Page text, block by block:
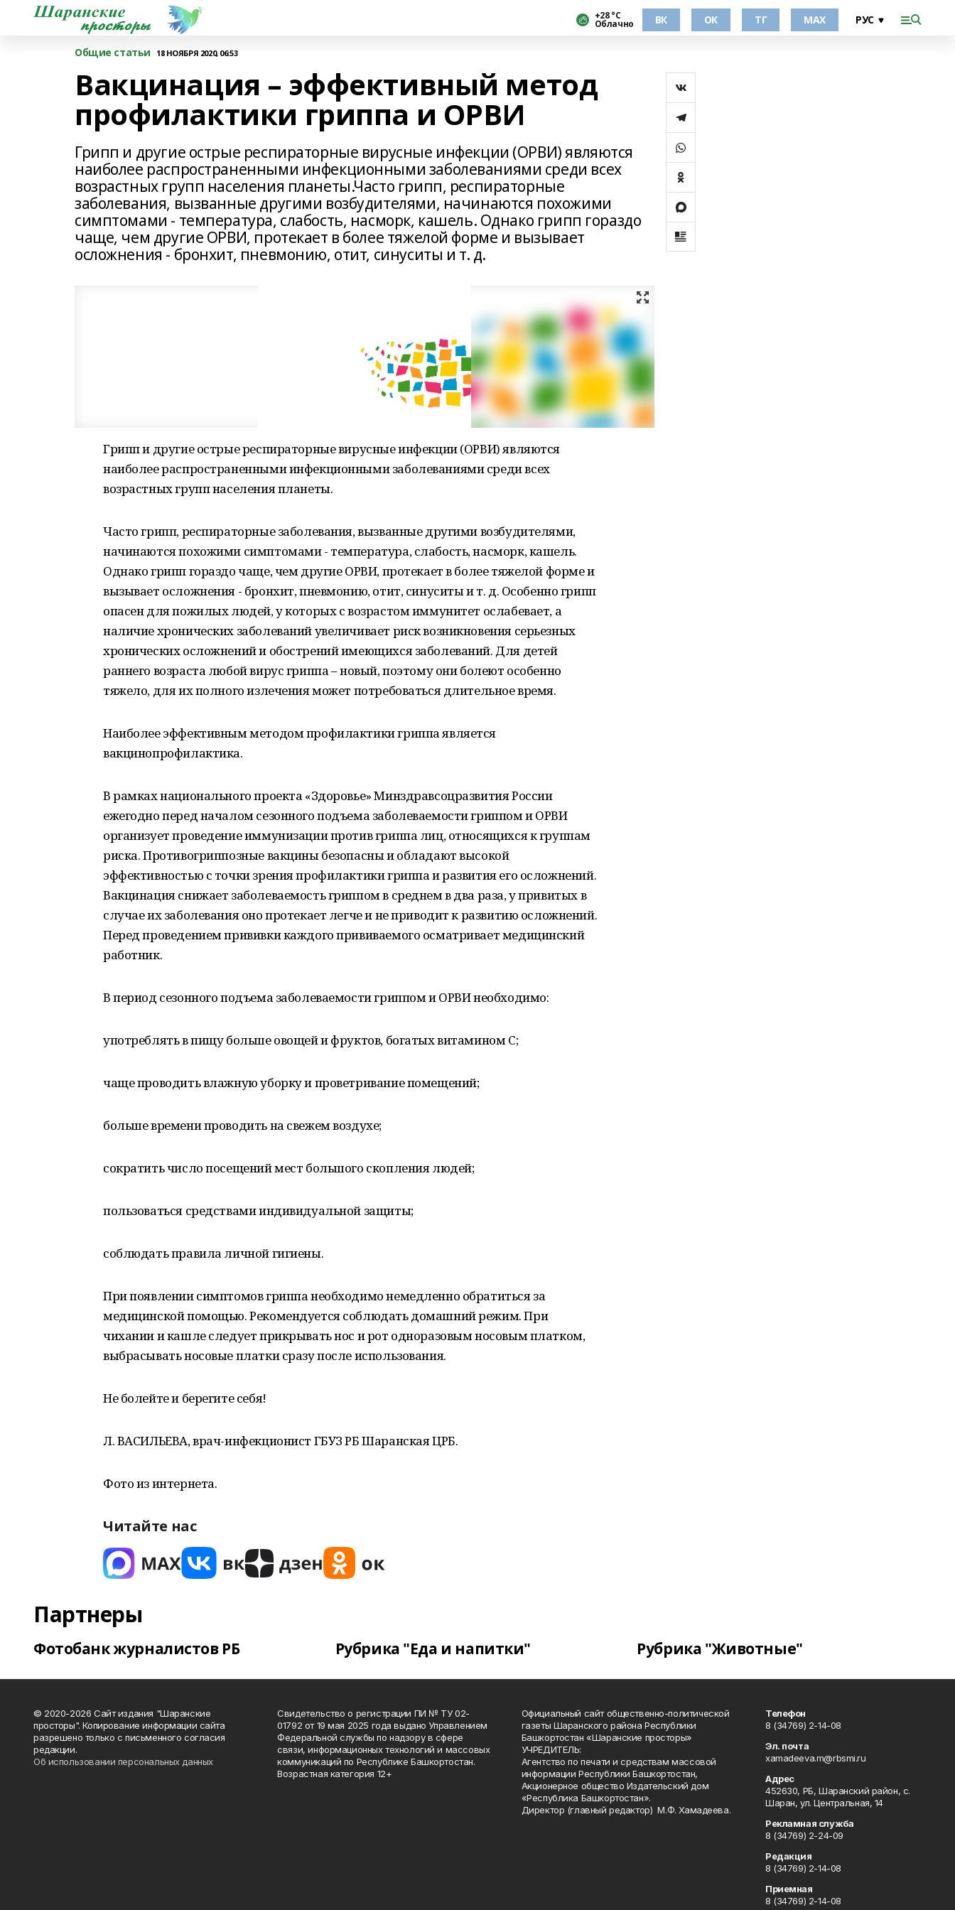
+28 °С
Облачно ВК ОК ТГ МАХ
Общие статьи 18 НОЯБРЯ 2020, 06:53
Вакцинация – эффективный метод
профилактики гриппа и ОРВИ
Грипп и другие острые респираторные вирусные инфекции (ОРВИ) являются
наиболее распространенными инфекционными заболеваниями среди всех
возрастных групп населения планеты.Часто грипп, респираторные
заболевания, вызванные другими возбудителями, начинаются похожими
симптомами - температура, слабость, насморк, кашель. Однако грипп гораздо
чаще, чем другие ОРВИ, протекает в более тяжелой форме и вызывает
осложнения - бронхит, пневмонию, отит, синуситы и т. д.
Грипп и другие острые респираторные вирусные инфекции (ОРВИ) являются
наиболее распространенными инфекционными заболеваниями среди всех
возрастных групп населения планеты.
Часто грипп, респираторные заболевания, вызванные другими возбудителями,
начинаются похожими симптомами - температура, слабость, насморк, кашель.
Однако грипп гораздо чаще, чем другие ОРВИ, протекает в более тяжелой форме и
вызывает осложнения - бронхит, пневмонию, отит, синуситы и т. д. Особенно грипп
опасен для пожилых людей, у которых с возрастом иммунитет ослабевает, а
наличие хронических заболеваний увеличивает риск возникновения серьезных
хронических осложнений и обострений имеющихся заболеваний. Для детей
раннего возраста любой вирус гриппа – новый, поэтому они болеют особенно
тяжело, для их полного излечения может потребоваться длительное время.
Наиболее эффективным методом профилактики гриппа является
вакцинопрофилактика.
В рамках национального проекта «Здоровье» Минздравсоцразвития России
ежегодно перед началом сезонного подъема заболеваемости гриппом и ОРВИ
организует проведение иммунизации против гриппа лиц, относящихся к группам
риска. Противогриппозные вакцины безопасны и обладают высокой
эффективностью с точки зрения профилактики гриппа и развития его осложнений.
Вакцинация снижает заболеваемость гриппом в среднем в два раза, у привитых в
случае их заболевания оно протекает легче и не приводит к развитию осложнений.
Перед проведением прививки каждого прививаемого осматривает медицинский
работник.
В период сезонного подъема заболеваемости гриппом и ОРВИ необходимо:
употреблять в пищу больше овощей и фруктов, богатых витамином С;
чаще проводить влажную уборку и проветривание помещений;
больше времени проводить на свежем воздухе;
сократить число посещений мест большого скопления людей;
пользоваться средствами индивидуальной защиты;
соблюдать правила личной гигиены.
При появлении симптомов гриппа необходимо немедленно обратиться за
медицинской помощью. Рекомендуется соблюдать домашний режим. При
чихании и кашле следует прикрывать нос и рот одноразовым носовым платком,
выбрасывать носовые платки сразу после использования.
Не болейте и берегите себя!
Л. ВАСИЛЬЕВА, врач-инфекционист ГБУЗ РБ Шаранская ЦРБ.
Фото из интернета.
Читайте нас
Партнеры
Фотобанк журналистов РБ Рубрика "Еда и напитки" Рубрика "Животные"
© 2020-2026 Сайт издания "Шаранские
просторы". Копирование информации сайта
разрешено только с письменного согласия
редакции.
Об использовании персональных данных
Свидетельство о регистрации ПИ № ТУ 02-
01792 от 19 мая 2025 года выдано Управлением
Федеральной службы по надзору в сфере
связи, информационных технологий и массовых
коммуникаций по Республике Башкортостан.
Возрастная категория 12+
Официальный сайт общественно-политической
газеты Шаранского района Республики
Башкортостан «Шаранские просторы»
УЧРЕДИТЕЛЬ:
Агентство по печати и средствам массовой
информации Республики Башкортостан,
Акционерное общество Издательский дом
«Республика Башкортостан».
Директор (главный редактор) М.Ф. Хамадеева.
Телефон
8 (34769) 2-14-08
Эл. почта
xamadeeva.m@rbsmi.ru
Адрес
452630, РБ, Шаранский район, с.
Шаран, ул. Центральная, 14
Рекламная служба
8 (34769) 2-24-09
Редакция
8 (34769) 2-14-08
Приемная
8 (34769) 2-14-08